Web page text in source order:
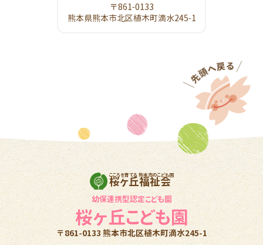
〒861-0133
熊本県熊本市北区植木町滴水245-1
こころを育てる 熊本市のこども園
桜ヶ丘福祉会
幼保連携型認定こども園
桜ヶ丘こども園
〒861-0133 熊本市北区植木町滴水245-1